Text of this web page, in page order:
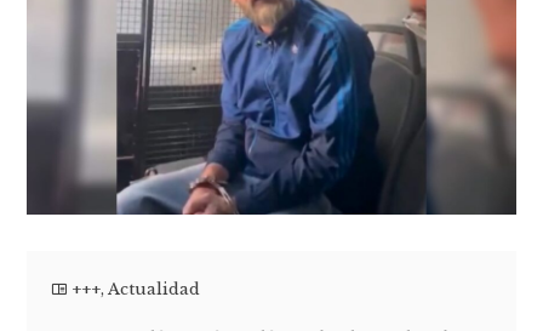
+++,Actualidad